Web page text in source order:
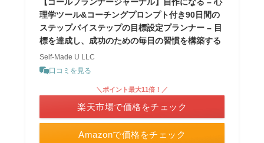
理学ツール&コーチングプロンプト付き90日間の
ステップバイステップの目標設定プランナー – 目
標を達成し、成功のための毎日の習慣を構築する
Self-Made U LLC
口コミを見る
Amazonで価格をチェック
＼ポイント最大11倍！／
楽天市場で価格をチェック